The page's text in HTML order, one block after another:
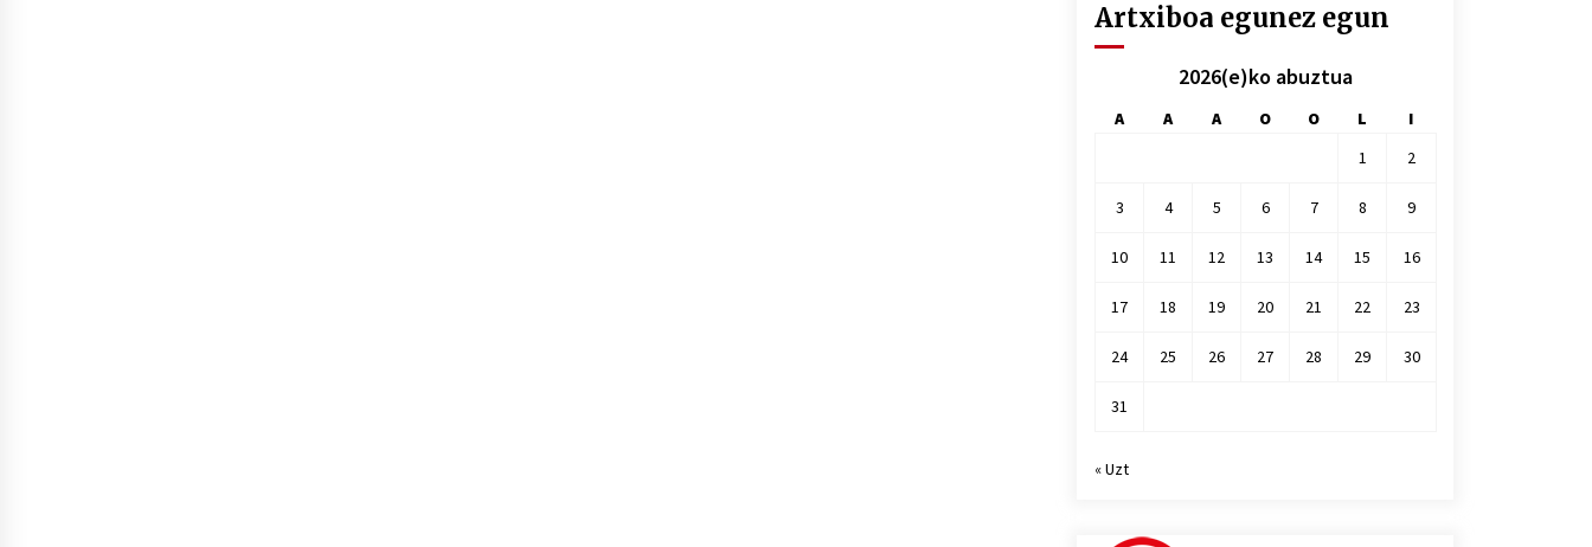
Artxiboa egunez egun
2026(e)ko abuztua
A A A O O L
I
1
2
3 4 5 6 7 8 9
10 11 12 13 14 15 16
17 18 19 20 21 22 23
24 25 26 27 28 29 30
31
« Uzt